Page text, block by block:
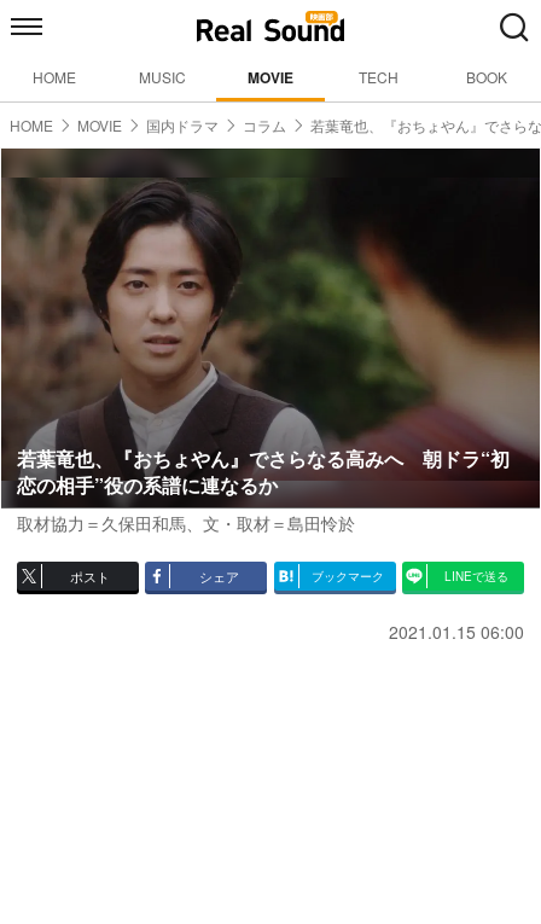
HOME MUSIC MOVIE TECH BOOK
HOME MOVIE 国内ドラマ コラム 若葉竜也、『おちょやん』でさら
若葉竜也、『おちょやん』でさらなる高みへ 朝ドラ“初
恋の相手”役の系譜に連なるか
取材協力＝久保田和馬、文・取材＝島田怜於
ポスト シェア ブックマーク LINEで送る
2021.01.15 06:00